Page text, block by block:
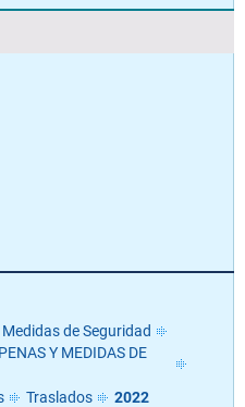
de Seguridad
Y MEDIDAS DE
Traslados 2022